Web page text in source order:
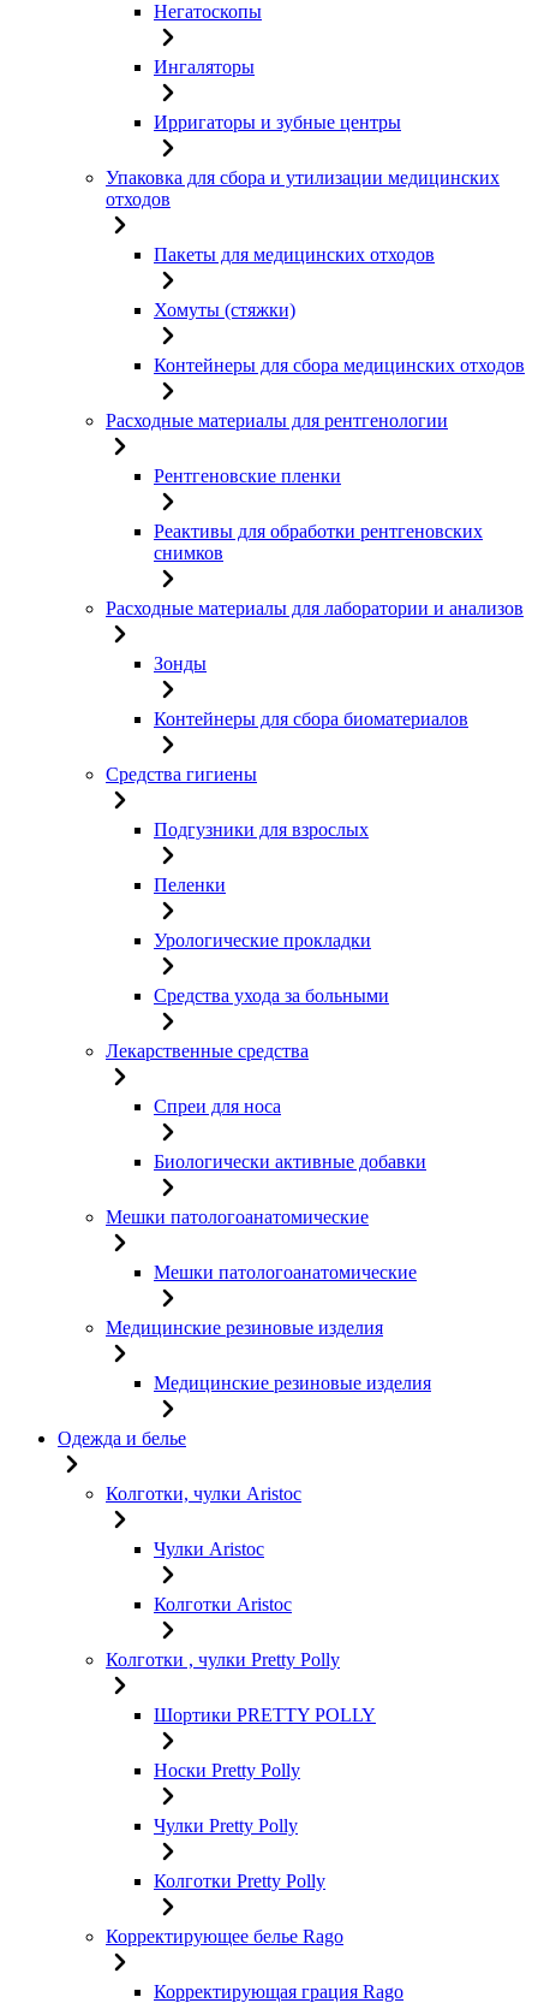
Негатоскопы
Ингаляторы
Ирригаторы и зубные центры
Упаковка для сбора и утилизации медицинских
отходов
Пакеты для медицинских отходов
Хомуты (стяжки)
Контейнеры для сбора медицинских отходов
Расходные материалы для рентгенологии
Рентгеновские пленки
Реактивы для обработки рентгеновских
снимков
Расходные материалы для лаборатории и анализов
Зонды
Контейнеры для сбора биоматериалов
Средства гигиены
Подгузники для взрослых
Пеленки
Урологические прокладки
Средства ухода за больными
Лекарственные средства
Спреи для носа
Биологически активные добавки
Мешки патологоанатомические
Мешки патологоанатомические
Медицинские резиновые изделия
Медицинские резиновые изделия
Одежда и белье
Колготки, чулки Aristoc
Чулки Aristoc
Колготки Aristoc
Колготки , чулки Pretty Polly
Шортики PRETTY POLLY
Носки Pretty Polly
Чулки Pretty Polly
Колготки Pretty Polly
Корректирующее белье Rago
Корректирующая грация Rago